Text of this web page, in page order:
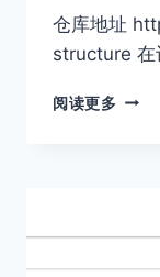
仓库地址
structure 在
阅读更多 （哈
图